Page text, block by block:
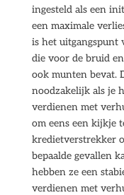
ingesteld als een
een maximale
is het uitgangspunt
die voor de bruid
ook munten bevat.
noodzakelijk als je
verdienen met
om eens een kijkje
kredietverstrekker
bepaalde gevallen
hebben ze een
verdienen met